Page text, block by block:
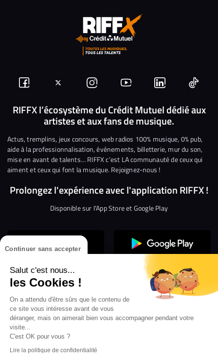
Continuer sans accepter
Salut c'est nous...
les Cookies !
On a attendu d'être sûrs que le contenu de
ce site vous intéresse avant de vous
déranger, mais on aimerait bien vous accompagner pendant votre
visite...
C'est OK pour vous ?
Lire la politique de confidentialité
Suivez-
nous
Facebook
Suivez-
nous
sur
Twitter
Nous
rejoindre
sur
Instagram
Nous
rejoindre
sur
YouTube
Nous
rejoindre
sur
Linkedin
Nous
RIFFX l’écosystème du Crédit Mutuel dédié aux
artistes et aux fans de musique.
Actus, tremplins, jeux concours, web radios 100% musique, 0% pub,
aide à la professionnalisation, événements, billetterie, mur du son,
mise en avant de talents… RIFFX c’est LA communauté de ceux qui
aiment et ceux qui font la musique. Rejoignez-nous !
Prolongez l'expérience avec l'application RIFFX !
Disponible sur l'App Store et Google Play
Confidentialité
Gestion des cookies
Conditions générales d’utilisation
Mentions légales
les webradios RIFFX
en exclusivité sur VIBES le titre de la révé